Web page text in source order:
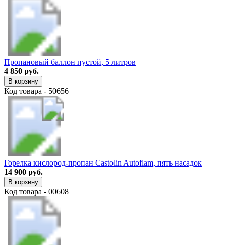
Пропановый баллон пустой, 5 литров
4 850 руб.
В корзину
Код товара - 50656
Горелка кислород-пропан Castolin Autoflam, пять насадок
14 900 руб.
В корзину
Код товара - 00608